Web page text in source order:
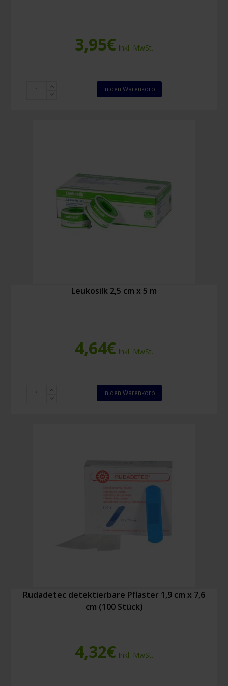
3,95€ Inkl. MwSt.
Leukoflex
In den Warenkorb
Leukosilk 2,5 cm x 5 m
4,64€ Inkl. MwSt.
Leukosilk
In den Warenkorb
Rudadetec detektierbare Pflaster 1,9 cm x 7,6
cm (100 Stück)
4,32€ Inkl. MwSt.